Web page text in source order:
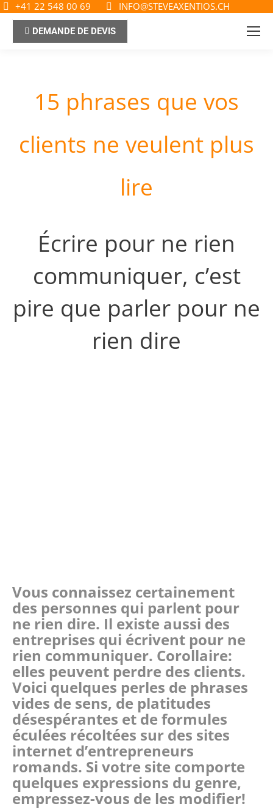
+41 22 548 00 69 INFO@STEVEAXENTIOS.CH
DEMANDE DE DEVIS
15 phrases que vos
clients ne veulent plus
lire
Écrire pour ne rien
communiquer, c’est
pire que parler pour ne
rien dire
Vous connaissez certainement
des personnes qui parlent pour
ne rien dire. Il existe aussi des
entreprises qui écrivent pour ne
rien communiquer. Corollaire:
elles peuvent perdre des clients.
Voici quelques perles de phrases
vides de sens, de platitudes
désespérantes et de formules
éculées récoltées sur des sites
internet d’entrepreneurs
romands. Si votre site comporte
quelques expressions du genre,
empressez-vous de les modifier!